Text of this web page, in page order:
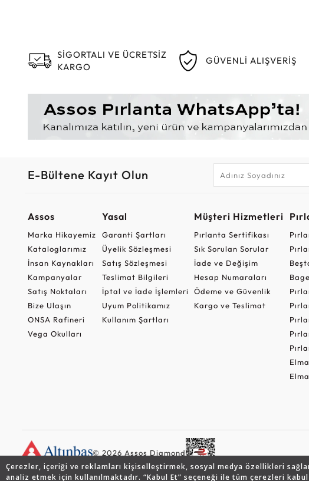
Çerezler, içeriği ve reklamları kişiselleştirmek, sosyal medya özellikleri
analiz etmek için kullanılmaktadır. “Kabul Et” seçeneği ile tüm çerezleri
SİGORTALI VE ÜCRETSİZ
KARGO
GÜVENLİ ALIŞVERİŞ
E-Bültene Kayıt Olun
Assos
Marka Hikayemiz
Kataloglarımız
İnsan Kaynakları
Kampanyalar
Satış Noktaları
Bize Ulaşın
ONSA Rafineri
Vega Okulları
Yasal
Garanti Şartları
Üyelik Sözleşmesi
Satış Sözleşmesi
Teslimat Bilgileri
İptal ve İade İşlemleri
Uyum Politikamız
Kullanım Şartları
Müşteri Hizmetleri
Pırlanta Sertifikası
Sık Sorulan Sorular
İade ve Değişim
Hesap Numaraları
Ödeme ve Güvenlik
Kargo ve Teslimat
© 2026 Assos Diamond